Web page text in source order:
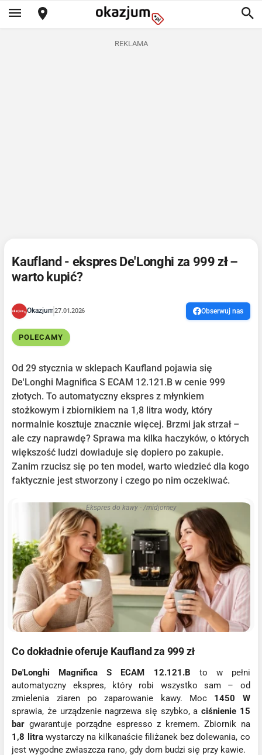
REKLAMA
Kaufland - ekspres De'Longhi za 999 zł –
warto kupić?
Okazjum27.01.2026 Obserwuj nas
POLECAMY
Od 29 stycznia w sklepach Kaufland pojawia się
De'Longhi Magnifica S ECAM 12.121.B w cenie 999
złotych. To automatyczny ekspres z młynkiem
stożkowym i zbiornikiem na 1,8 litra wody, który
normalnie kosztuje znacznie więcej. Brzmi jak strzał –
ale czy naprawdę? Sprawa ma kilka haczyków, o których
większość ludzi dowiaduje się dopiero po zakupie.
Zanim rzucisz się po ten model, warto wiedzieć dla kogo
faktycznie jest stworzony i czego po nim oczekiwać.
Ekspres do kawy - /midjorney
Co dokładnie oferuje Kaufland za 999 zł
De'Longhi Magnifica S ECAM 12.121.B to w pełni
automatyczny ekspres, który robi wszystko sam – od
zmielenia ziaren po zaparowanie kawy. Moc 1450 W
sprawia, że urządzenie nagrzewa się szybko, a ciśnienie 15
bar gwarantuje porządne espresso z kremem. Zbiornik na
1,8 litrawystarczy na kilkanaście filiżanek bez dolewania, co
jest wygodne zwłaszcza rano, gdy dom budzi się przy kawie.